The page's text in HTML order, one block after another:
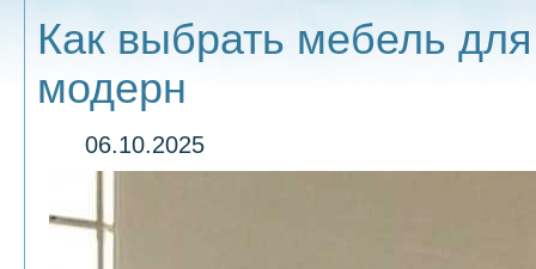
Как выбрать мебель
модерн
06.10.2025